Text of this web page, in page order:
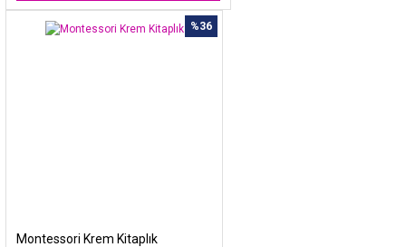
%36
Montessori Krem Kitaplık